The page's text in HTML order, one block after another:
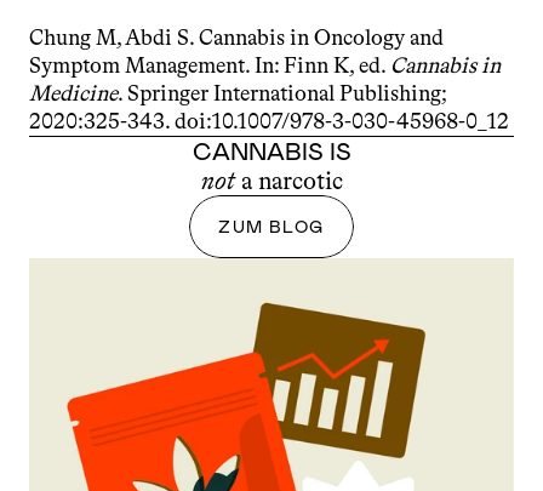
Chung M, Abdi S. Cannabis in Oncology and
Symptom Management. In: Finn K, ed. Cannabis in
Medicine. Springer International Publishing;
2020:325-343. doi:10.1007/978-3-030-45968-0_12
CANNABIS IS
not a narcotic
ZUM BLOG